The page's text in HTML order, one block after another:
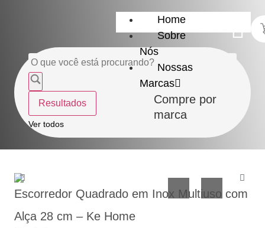
Home
Sobre
Nós
Nossas
Marcas
Compre por
marca
Utensílios
do
Casa
e
Resultados
Ver todos
Escorredor Quadrado em Inox Multiuso com
Alça 28 cm – Ke Home